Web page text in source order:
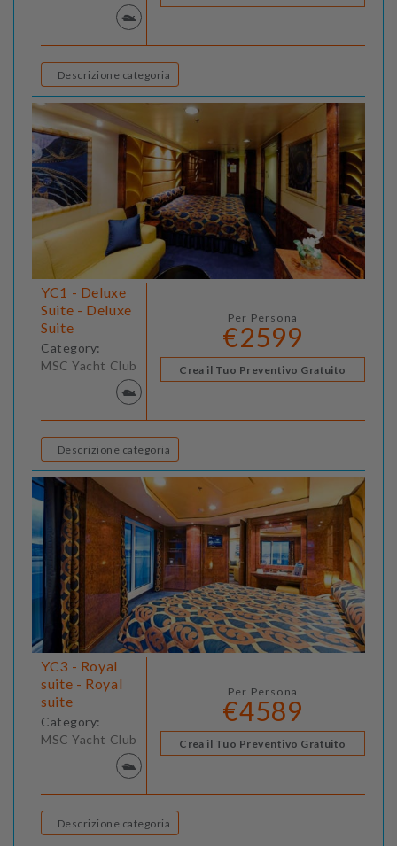
Descrizione categoria
YC1 - Deluxe
Suite - Deluxe
Suite
Category:
MSC Yacht Club
Per Persona
€2599
Crea il Tuo Preventivo Gratuito
Descrizione categoria
YC3 - Royal
suite - Royal
suite
Category:
MSC Yacht Club
Per Persona
€4589
Crea il Tuo Preventivo Gratuito
Descrizione categoria